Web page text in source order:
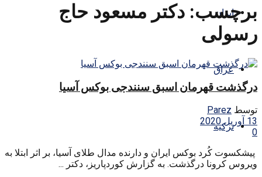
ایران
عراق
ترکیه
برچسب: دکتر مسعود حاج
رسولی
درگذشت قهرمان اسبق سنندجی بوکس آسیا
توسط Parez
13 آوریل 2020
0
پیشکسوت کُرد بوکس ایران و دارنده مدال طلای آسیا، بر اثر ابتلا به
ویروس کرونا درگذشت. به گزارش کوردپاریز، دکتر ...